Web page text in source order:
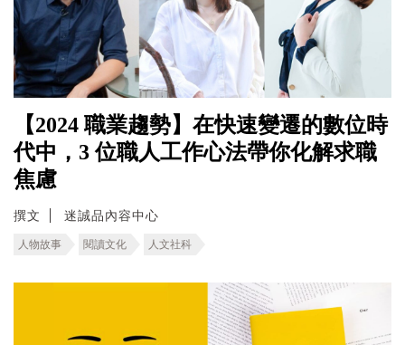
【2024 職業趨勢】在快速變遷的數位時
代中，3 位職人工作心法帶你化解求職
焦慮
撰文 迷誠品內容中心
人物故事 閱讀文化 人文社科